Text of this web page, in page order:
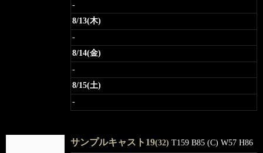
-
8/13(木)
-
8/14(金)
-
8/15(土)
-
サンプルキャスト19(32) T159 B85 (C) W57 H86